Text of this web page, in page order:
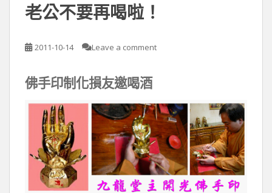
老公不要再喝啦！
2011-10-14 Leave a comment
佛手印制化損友邀喝酒